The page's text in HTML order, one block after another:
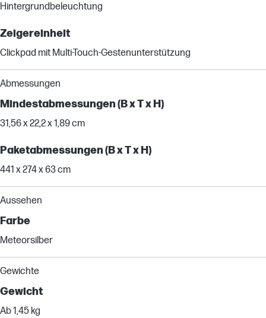
Hintergrundbeleuchtung
Zeigereinheit
Clickpad mit Multi-Touch-Gestenunterstützung
Abmessungen
Mindestabmessungen (B x T x H)
31,56 x 22,2 x 1,89 cm
Paketabmessungen (B x T x H)
441 x 274 x 63 cm
Aussehen
Farbe
Meteorsilber
Gewichte
Gewicht
Ab 1,45 kg